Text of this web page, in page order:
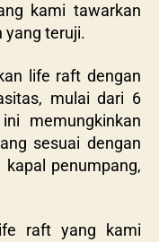
kami tawarkan
yang teruji.
life raft dengan
mulai dari 6
memungkinkan
sesuai dengan
penumpang,
raft yang kami